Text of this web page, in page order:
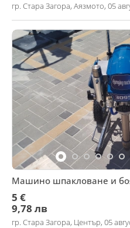
гр. Стара Загора, Аязмото, 05
Машино шпакловане и
5 €
9,78 лв
гр. Стара Загора, Център, 05